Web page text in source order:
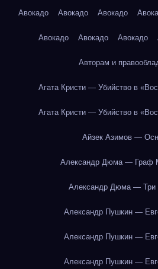
Авокадо Авокадо Авокадо
Авокадо Авокадо Авокадо
Авторам и
Агата Кристи — Убийство в
Агата Кристи — Убийство в
Айзек Азимов —
Александр Дюма — Граф
Александр Дюма — Три
Александр Пушкин —
Александр Пушкин —
Александр Пушкин —